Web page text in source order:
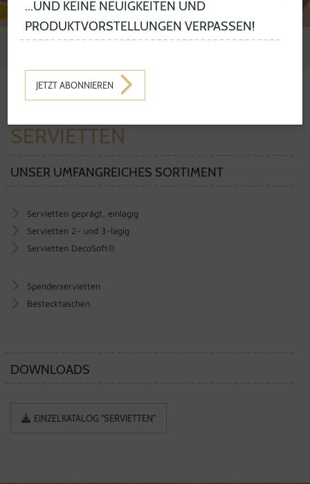
PRODUKTE TABLEWARE
SERVIETTEN
UNSER UMFANGREICHES SORTIMENT
Servietten geprägt, einlagig
Servietten 2- und 3-lagig
Servietten DecoSoft®
Spenderservietten
Bestecktaschen
DOWNLOADS
EINZELKATALOG "SERVIETTEN"
...UND KEINE NEUIGKEITEN UND
PRODUKTVORSTELLUNGEN VERPASSEN!
JETZT ABONNIEREN